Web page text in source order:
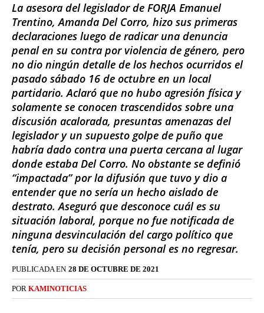
La asesora del legislador de FORJA Emanuel
Trentino, Amanda Del Corro, hizo sus primeras
declaraciones luego de radicar una denuncia
penal en su contra por violencia de género, pero
no dio ningún detalle de los hechos ocurridos el
pasado sábado 16 de octubre en un local
partidario. Aclaró que no hubo agresión física y
solamente se conocen trascendidos sobre una
discusión acalorada, presuntas amenazas del
legislador y un supuesto golpe de puño que
habría dado contra una puerta cercana al lugar
donde estaba Del Corro. No obstante se definió
“impactada” por la difusión que tuvo y dio a
entender que no sería un hecho aislado de
destrato. Aseguró que desconoce cuál es su
situación laboral, porque no fue notificada de
ninguna desvinculación del cargo político que
tenía, pero su decisión personal es no regresar.
PUBLICADA EN 28 DE OCTUBRE DE 2021
POR KAMINOTICIAS